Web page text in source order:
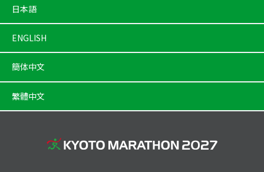
日本語
ENGLISH
簡体中文
繁體中文